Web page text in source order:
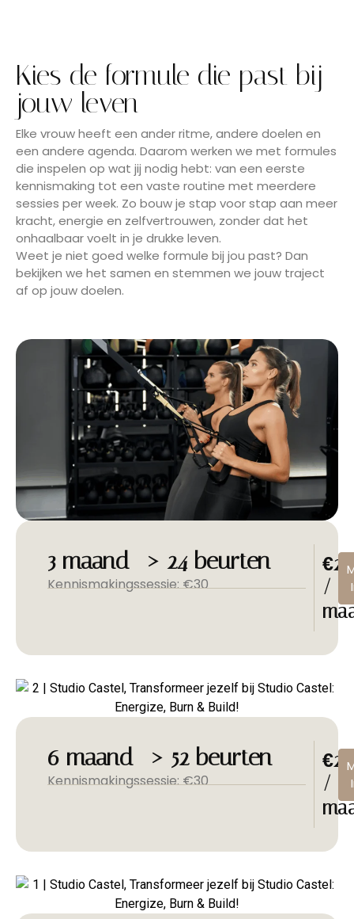
Kies de formule die past bij
jouw leven
Elke vrouw heeft een ander ritme, andere doelen en
een andere agenda. Daarom werken we met formules
die inspelen op wat jij nodig hebt: van een eerste
kennismaking tot een vaste routine met meerdere
sessies per week. Zo bouw je stap voor stap aan meer
kracht, energie en zelfvertrouwen, zonder dat het
onhaalbaar voelt in je drukke leven.
Weet je niet goed welke formule bij jou past? Dan
bekijken we het samen en stemmen we jouw traject
af op jouw doelen.
3 maand -> 24 beurten
Kennismakingssessie: €30
/
6 maand -> 52 beurten
Kennismakingssessie: €30
/